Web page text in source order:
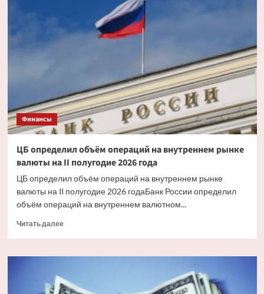
является
сторонником
Финансы
ЦБ определил объём операций на внутреннем рынке
валюты на II полугодие 2026 года
ЦБ определил объём операций на внутреннем рынке
валюты на II полугодие 2026 годаБанк России определил
объём операций на внутреннем валютном...
Читать далееПрочитать
ЦБ
объём
операций